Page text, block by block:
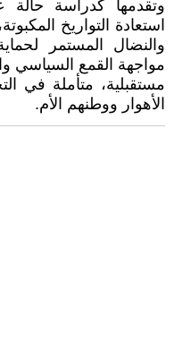
وتقدمها كدراسة حالة
استعادة التواريخ
والنضال المستمر
مواجهة القمع السياسي
مستقبلية، متأملة في
الأهوار ووطنهم الأم.